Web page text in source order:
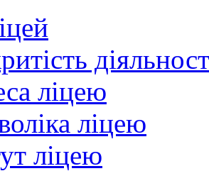
ліцею
ліцею
ліцею